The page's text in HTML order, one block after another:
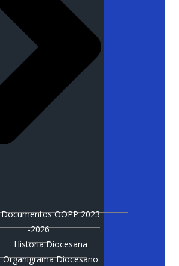
Documentos OOPP 2023
-2026
Historia Diocesana
Organigrama Diocesano